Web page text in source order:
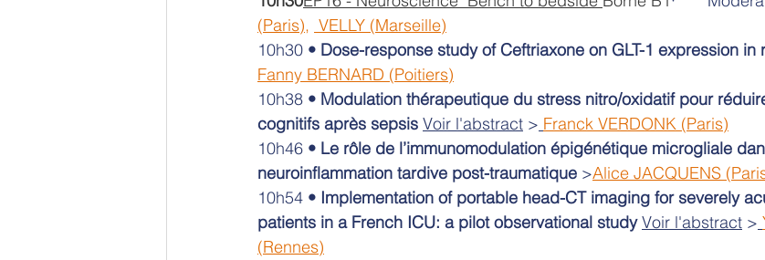
(Paris), VELLY (Marseille)
10h30 • Dose-response study of Ceftriaxone on GLT-1 expression in
Fanny BERNARD (Poitiers)
10h38 • Modulation thérapeutique du stress nitro/oxidatif pour
cognitifs après sepsis Voir l'abstract > Franck VERDONK (Paris)
10h46 • Le rôle de l’immunomodulation épigénétique microgliale
neuroinflammation tardive post-traumatique >Alice JACQUENS
10h54 • Implementation of portable head-CT imaging for severely
patients in a French ICU: a pilot observational study Voir l'abstract >
(Rennes)